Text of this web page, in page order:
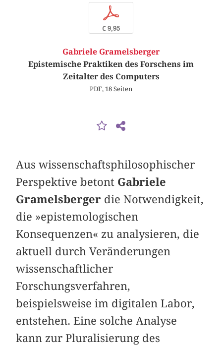
p
€ 9,95
Gabriele Gramelsberger
Epistemische Praktiken des Forschens im
Zeitalter des Computers
PDF, 18 Seiten
Aus wissenschaftsphilosophischer
Perspektive betont Gabriele
Gramelsberger die Notwendigkeit,
die »epistemologischen
Konsequenzen« zu analysieren, die
aktuell durch Veränderungen
wissenschaftlicher
Forschungsverfahren,
beispielsweise im digitalen Labor,
entstehen. Eine solche Analyse
kann zur Pluralisierung des